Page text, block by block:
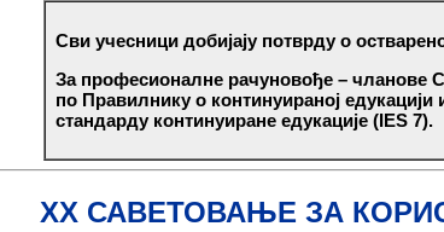
Сви учесници добијају потврду о
За професионалне рачуновође – чланове
по Правилнику о континуираној
стандарду континуиране едукације (IES 7).
XX САВЕТОВАЊЕ ЗА